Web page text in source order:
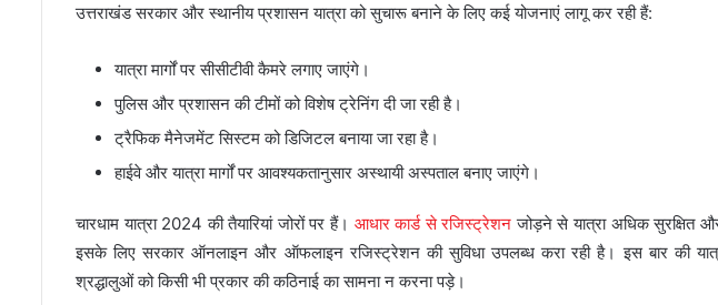
उत्तराखंड सरकार और स्थानीय प्रशासन यात्रा को सुचारू बनाने के लिए कई योजनाएं लागू कर रही हैं:
यात्रा मार्गों पर सीसीटीवी कैमरे लगाए जाएंगे।
पुलिस और प्रशासन की टीमों को विशेष ट्रेनिंग दी जा रही है।
ट्रैफिक मैनेजमेंट सिस्टम को डिजिटल बनाया जा रहा है।
हाईवे और यात्रा मार्गों पर आवश्यकतानुसार अस्थायी अस्पताल बनाए जाएंगे।
चारधाम यात्रा 2024 की तैयारियां जोरों पर हैं। आधार कार्ड से रजिस्ट्रेशन जोड़ने से यात्रा अधिक सुरक्षित
इसके लिए सरकार ऑनलाइन और ऑफलाइन रजिस्ट्रेशन की सुविधा उपलब्ध करा रही है। इस बार की
श्रद्धालुओं को किसी भी प्रकार की कठिनाई का सामना न करना पड़े।